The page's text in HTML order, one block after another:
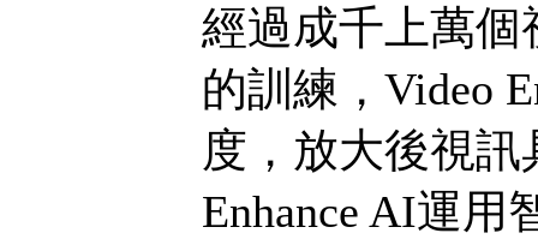
經過成千上萬
的訓練，Video
度，放大後視
Enhance AI運